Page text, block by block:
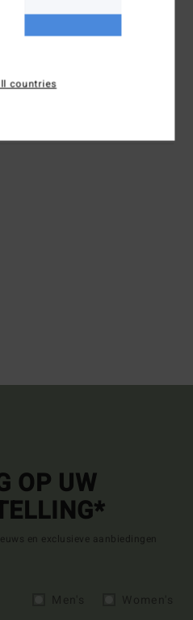
gerecycled nylon
OP UW
en exclusieve aanbiedingen
countries